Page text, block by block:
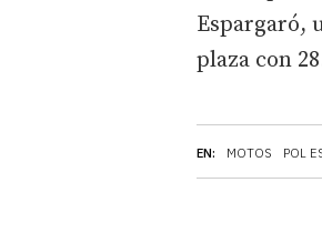
EN: MOTOS POL
Espargaró,
plaza con